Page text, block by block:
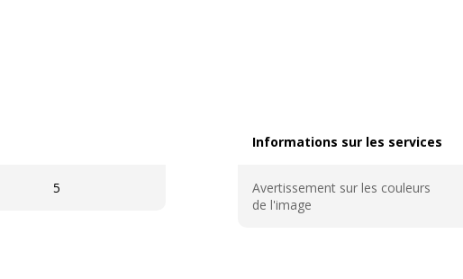
5
Informations sur les services
Avertissement sur les couleurs
de l'image